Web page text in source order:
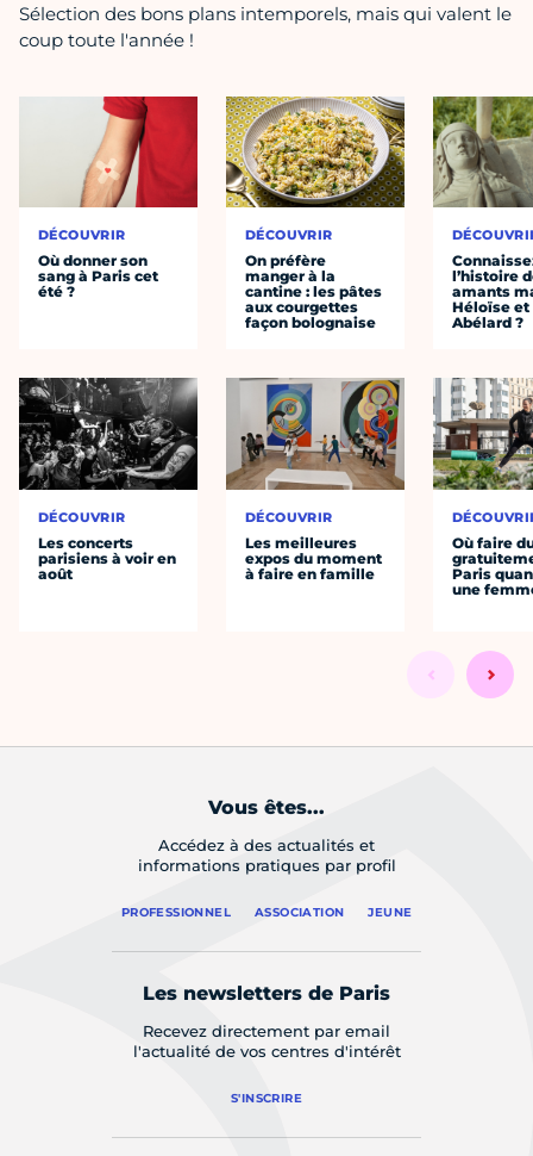
Sélection des bons plans intemporels, mais qui valent le
coup toute l'année !
DÉCOUVRIR
Où donner son
sang à Paris cet
été ?
DÉCOUVRIR
Les concerts
parisiens à voir en
août
DÉCOUVRIR
On préfère
manger à la
cantine : les pâtes
aux courgettes
façon bolognaise
DÉCOUVRIR
Les meilleures
expos du moment
à faire en famille
l’histoire
amants
Héloïse et
Abélard ?
Où faire
Paris
une
Vous êtes...
Accédez à des actualités et
informations pratiques par profil
PROFESSIONNEL ASSOCIATION JEUNE
Les newsletters de Paris
Recevez directement par email
l'actualité de vos centres d'intérêt
S'INSCRIRE